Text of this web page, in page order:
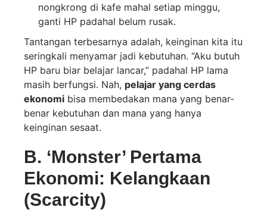
nongkrong di kafe mahal setiap minggu,
ganti HP padahal belum rusak.
Tantangan terbesarnya adalah, keinginan kita itu
seringkali menyamar jadi kebutuhan. “Aku butuh
HP baru biar belajar lancar,” padahal HP lama
masih berfungsi. Nah, pelajar yang cerdas
ekonomi bisa membedakan mana yang benar-
benar kebutuhan dan mana yang hanya
keinginan sesaat.
B. ‘Monster’ Pertama
Ekonomi: Kelangkaan
(Scarcity)